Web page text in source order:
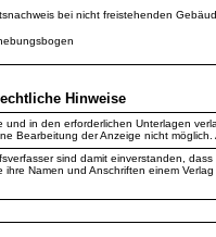
bei nicht freistehenden
Hinweise
und in den erforderlichen Unterlagen
Bearbeitung der Anzeige nicht
sind damit einverstanden,
ihre Namen und Anschriften einem